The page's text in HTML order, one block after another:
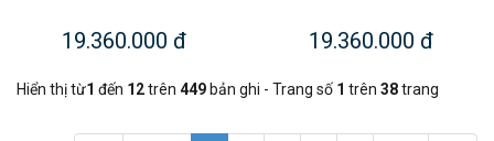
19.360.000 đ 19.360.000 đ
Hiển thị từ1 đến 12trên 449 bản ghi - Trang số 1 trên 38trang